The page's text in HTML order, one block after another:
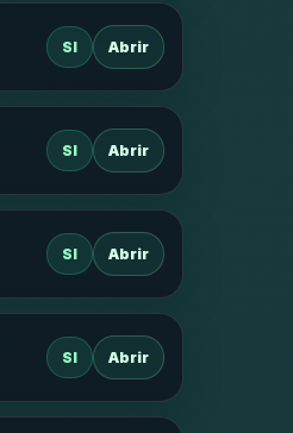
SI Abrir
SI Abrir
SI Abrir
SI Abrir